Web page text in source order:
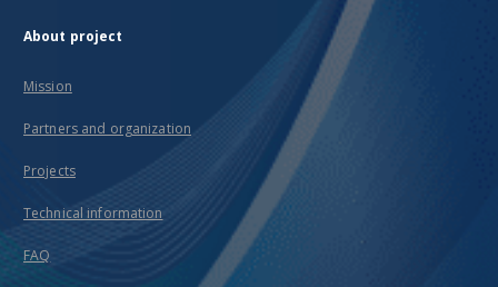
About project
Mission
Partners and organization
Projects
Technical information
FAQ